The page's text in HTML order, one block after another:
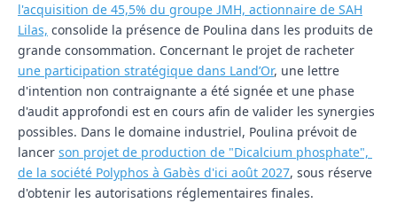
l'acquisition de 45,5% du groupe JMH, actionnaire de SAH
Lilas, consolide la présence de Poulina dans les produits de
grande consommation. Concernant le projet de racheter
une participation stratégique dans Land’Or, une lettre
d'intention non contraignante a été signée et une phase
d'audit approfondi est en cours afin de valider les synergies
possibles. Dans le domaine industriel, Poulina prévoit de
lancer son projet de production de "Dicalcium phosphate",
de la société Polyphos à Gabès d'ici août 2027, sous réserve
d'obtenir les autorisations réglementaires finales.